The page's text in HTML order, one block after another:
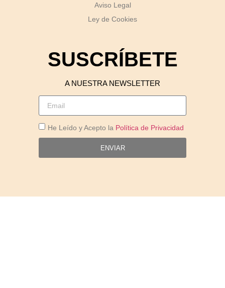
Aviso Legal
Ley de Cookies
SUSCRÍBETE
A NUESTRA NEWSLETTER
He Leído y Acepto la Política de Privacidad
ENVIAR